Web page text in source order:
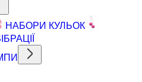
НАБОРИ КУЛЬОК